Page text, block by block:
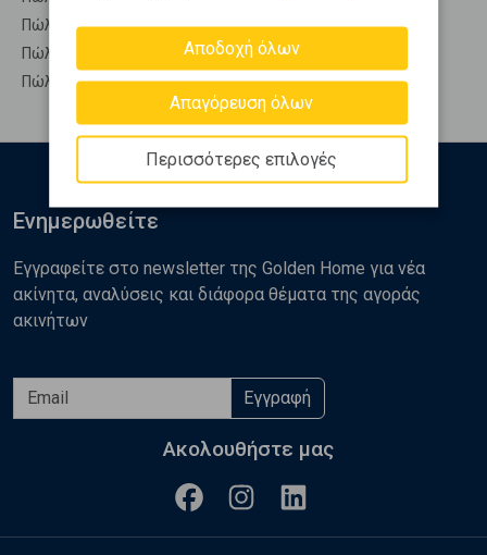
Πώληση Ξενοδοχεία ΚΥΜΗ - Μεντούλης
Πώληση Πάρκινγκ ΚΥΜΗ - Μεντούλης
Πώληση Πώληση επιχείρησης ΚΥΜΗ - Μεντούλης
Αποδοχή όλων
Απαγόρευση όλων
Περισσότερες επιλογές
Ενημερωθείτε
Εγγραφείτε στο newsletter της Golden Home για νέα
ακίνητα, αναλύσεις και διάφορα θέματα της αγοράς
ακινήτων
Εγγραφή
Ακολουθήστε μας